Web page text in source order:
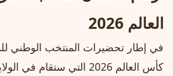
العالم 2026
في إطار تحضيرات المنتخب الوطني
كأس العالم 2026 التي ستقام